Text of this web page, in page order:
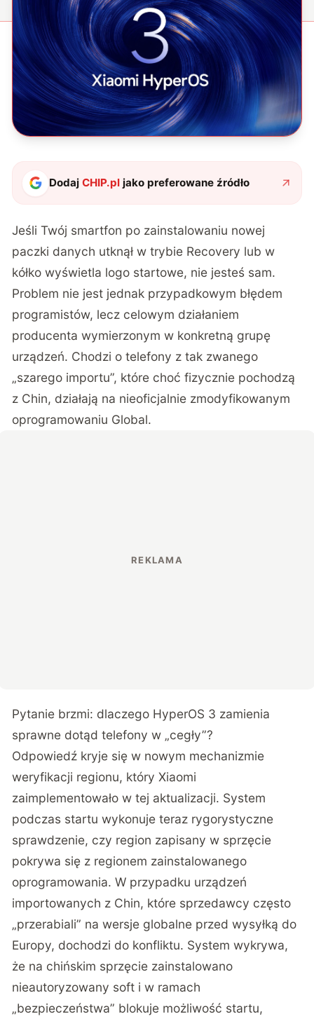
DodajCHIP.pl jako preferowane źródło
Jeśli Twój smartfon po zainstalowaniu nowej
paczki danych utknął w trybie Recovery lub w
kółko wyświetla logo startowe, nie jesteś sam.
Problem nie jest jednak przypadkowym błędem
programistów, lecz celowym działaniem
producenta wymierzonym w konkretną grupę
urządzeń. Chodzi o telefony z tak zwanego
„szarego importu”, które choć fizycznie pochodzą
z Chin, działają na nieoficjalnie zmodyfikowanym
oprogramowaniu Global.
Pytanie brzmi: dlaczego HyperOS 3 zamienia
sprawne dotąd telefony w „cegły”?
Odpowiedź kryje się w nowym mechanizmie
weryfikacji regionu, który Xiaomi
zaimplementowało w tej aktualizacji. System
podczas startu wykonuje teraz rygorystyczne
sprawdzenie, czy region zapisany w sprzęcie
pokrywa się z regionem zainstalowanego
oprogramowania. W przypadku urządzeń
importowanych z Chin, które sprzedawcy często
„przerabiali” na wersje globalne przed wysyłką do
Europy, dochodzi do konfliktu. System wykrywa,
że na chińskim sprzęcie zainstalowano
nieautoryzowany soft i w ramach
„bezpieczeństwa” blokuje możliwość startu,